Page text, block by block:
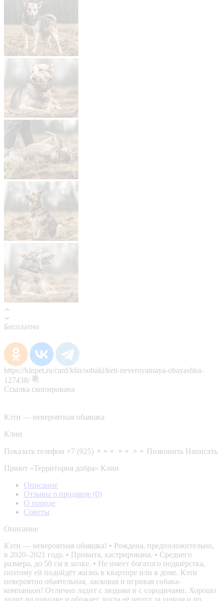
Бесплатно
https://kinpet.ru/card/klin/sobaki/keti-neveroyatnaya-obayashka-
127438/
Ссылка скопирована
Кэти — невероятная обаяшка
Клин
Показать телефон +7 (925) ⚬⚬⚬ ⚬⚬ ⚬⚬ Позвонить Написать
Приют «Территория добра» Клин
Описание
Отзывы о продавце (0)
О породе
Советы
Описание
Кэти — невероятная обаяшка! • Рождена, предположительно,
в 2020–2021 году. • Привита, кастрирована. • Среднего
размера, до 50 см в холке. • Не имеет богатого подшёрстка,
поэтому ей подойдёт жизнь в квартире или в доме. Кэти
невероятно обаятельная, ласковая и игривая собака-
компаньон! Отлично ладит с людьми и с сородичами. Хорошо
ходит на поводке и обожает, когда её чешут за ушком и по